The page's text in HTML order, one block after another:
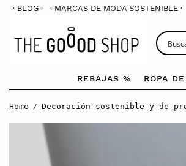
· BLOG · · MARCAS DE MODA SOSTENIBLE ·
REBAJAS % ROPA
Home / Decoración sostenible y de